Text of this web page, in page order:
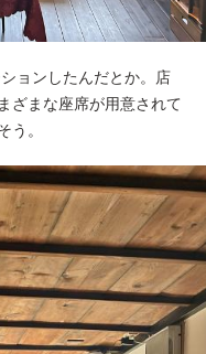
ョンしたんだとか。店
ざまな座席が用意されて
う。